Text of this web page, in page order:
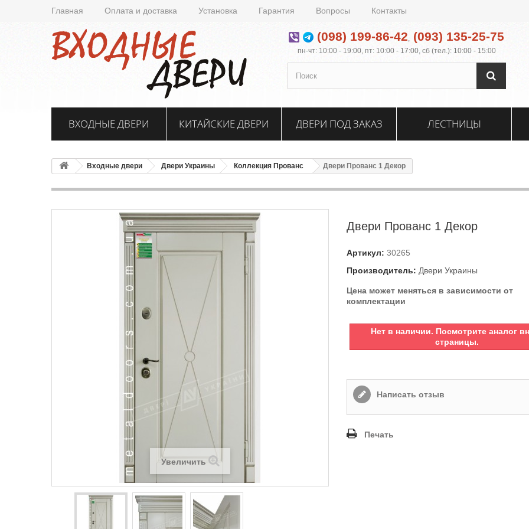
Главная Оплата и доставка Установка Гарантия Вопросы Контакты
(098) 199-86-42, (093) 135-25-75
пн-чт: 10:00 - 19:00, пт: 10:00 - 17:00, сб (тел.): 10:00 - 15:00
ВХОДНЫЕ ДВЕРИ КИТАЙСКИЕ ДВЕРИ ДВЕРИ ПОД ЗАКАЗ ЛЕСТНИЦЫ
Входные двери Двери Украины Коллекция Прованс Двери Прованс 1 Декор
Увеличить
Двери Прованс 1 Декор
Артикул: 30265
Производитель: Двери Украины
Цена может меняться в зависимости от
комплектации
Нет в наличии. Посмотрите аналог
страницы.
Написать отзыв
Печать